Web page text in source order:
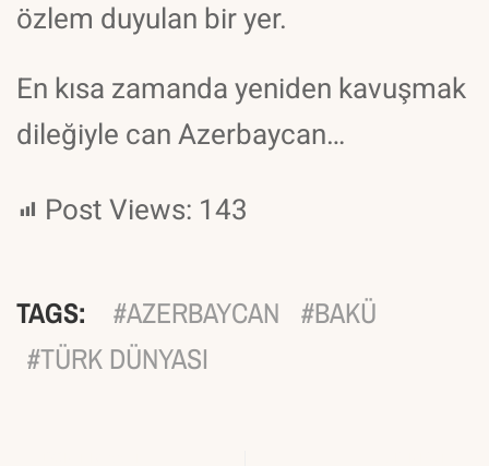
özlem duyulan bir yer.
En kısa zamanda yeniden kavuşmak
dileğiyle can Azerbaycan…
Post Views: 143
TAGS: AZERBAYCAN
BAKÜ
TÜRK DÜNYASI